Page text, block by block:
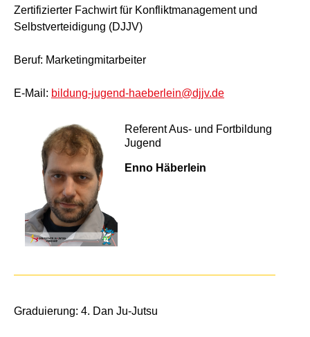
Zertifizierter Fachwirt für Konfliktmanagement und
Selbstverteidigung (DJJV)
Beruf: Marketingmitarbeiter
E-Mail: bildung-jugend-haeberlein@djjv.de
Referent Aus- und Fortbildung
Jugend
Enno Häberlein
Graduierung: 4. Dan Ju-Jutsu